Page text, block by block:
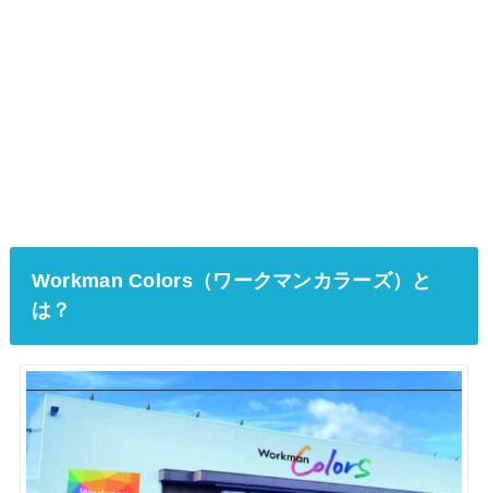
Workman Colors（ワークマンカラーズ）と
は？